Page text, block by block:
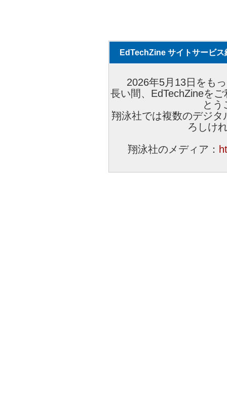
EdTechZine サイトサービス
2026年5月13日をも
長い間、EdTechZineを
とう
翔泳社では複数のデジ
ろしけ
翔泳社のメディア：